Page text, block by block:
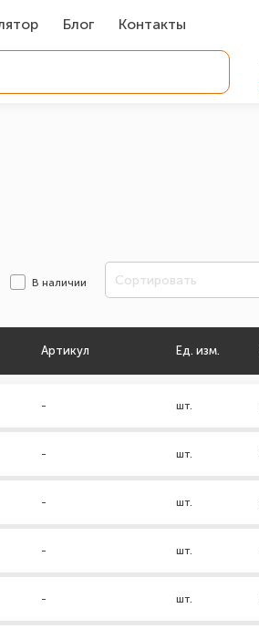
Блог Контакты
В наличии Сортировать
Артикул Ед. изм.
- шт.
- шт.
- шт.
- шт.
- шт.